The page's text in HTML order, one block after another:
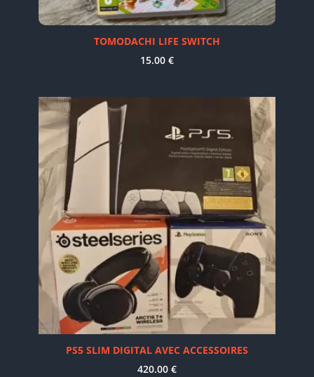
TOMODACHI LIFE SWITCH
15.00 €
PS5 SLIM DIGITAL AVEC ACCESSOIRES
420.00 €